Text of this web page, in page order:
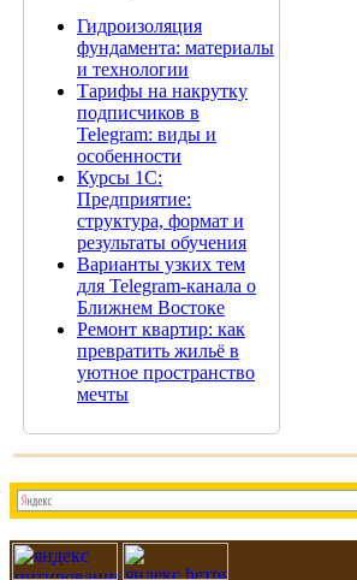
Гидроизоляция
фундамента: материалы
и технологии
Тарифы на накрутку
подписчиков в
Telegram: виды и
особенности
Курсы 1С:
Предприятие:
структура, формат и
результаты обучения
Варианты узких тем
для Telegram-канала о
Ближнем Востоке
Ремонт квартир: как
превратить жильё в
уютное пространство
мечты